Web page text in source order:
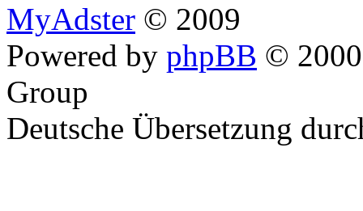
MyAdster © 2009
Powered by phpBB ©
Group
Deutsche Übersetzung